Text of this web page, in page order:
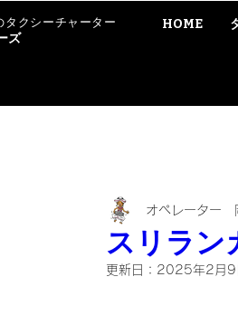
タクシーチャーター
ズ
HOME
スリラン
オペレーター
更新日： 2025年2月9